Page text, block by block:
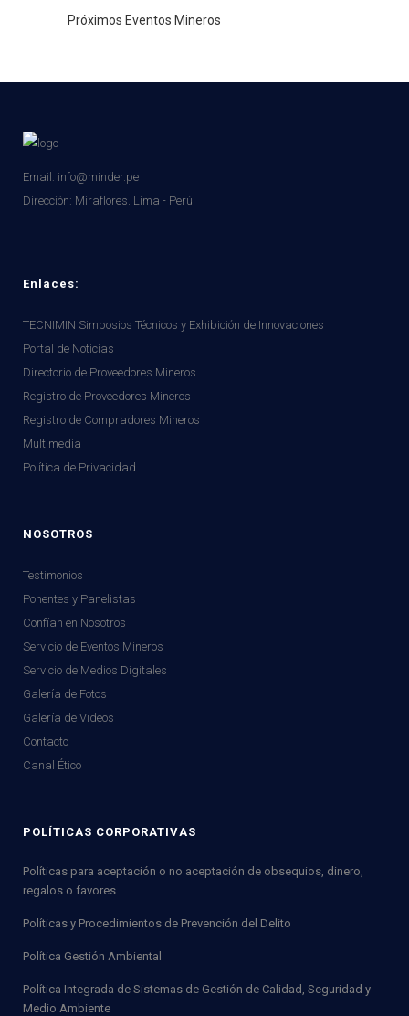
Próximos Eventos Mineros
Email: info@minder.pe
Dirección: Miraflores. Lima - Perú
Enlaces:
TECNIMIN Simposios Técnicos y Exhibición de Innovaciones
Portal de Noticias
Directorio de Proveedores Mineros
Registro de Proveedores Mineros
Registro de Compradores Mineros
Multimedia
Política de Privacidad
NOSOTROS
Testimonios
Ponentes y Panelistas
Confían en Nosotros
Servicio de Eventos Mineros
Servicio de Medios Digitales
Galería de Fotos
Galería de Videos
Contacto
Canal Ético
POLÍTICAS CORPORATIVAS
Políticas para aceptación o no aceptación de obsequios, dinero,
regalos o favores
Políticas y Procedimientos de Prevención del Delito
Política Gestión Ambiental
Política Integrada de Sistemas de Gestión de Calidad, Seguridad y
Medio Ambiente